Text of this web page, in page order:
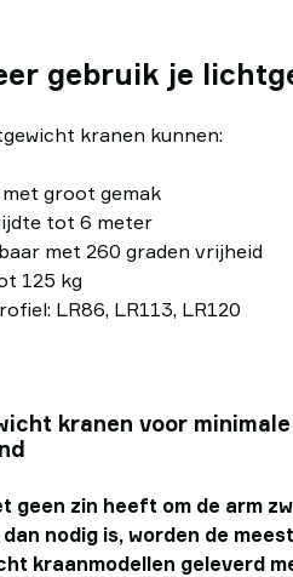
gebruik je
kranen kunnen:
groot gemak
tot 6 meter
met 260 graden vrijheid
125 kg
LR86, LR113, LR120
kranen voor
geen zin heeft om de arm
nodig is, worden de
kraanmodellen geleverd